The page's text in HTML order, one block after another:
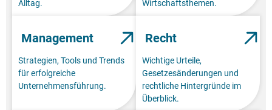
Alltag. Wirtschaftsthemen.
Management
Strategien, Tools und Trends
für erfolgreiche
Unternehmensführung.
Recht
Wichtige Urteile,
Gesetzesänderungen und
rechtliche Hintergründe im
Überblick.